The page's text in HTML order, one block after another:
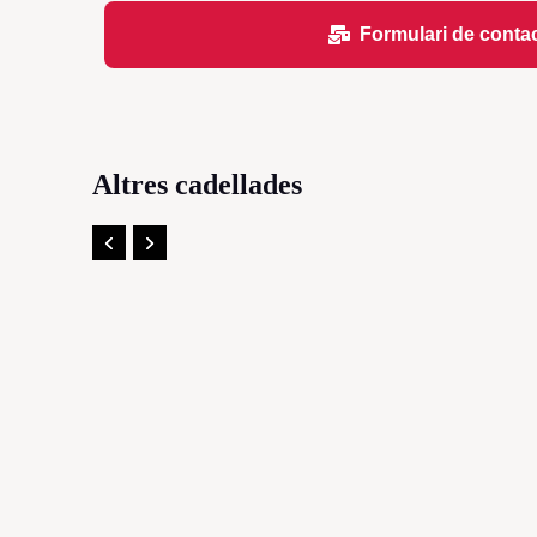
Formulari de
Altres cadellades